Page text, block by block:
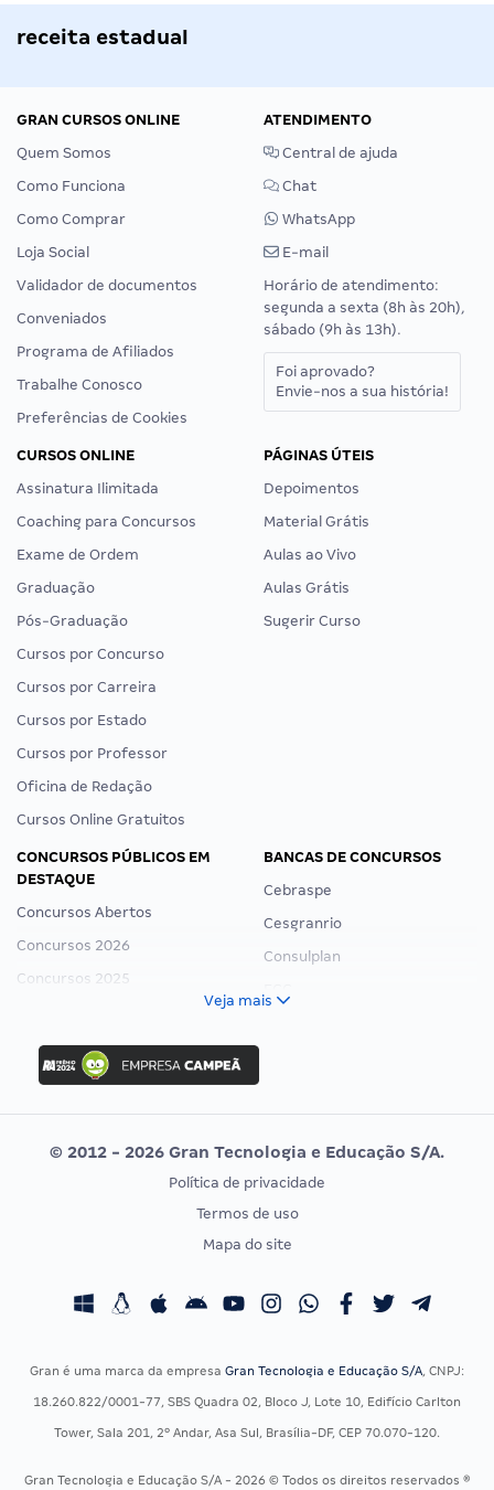
receita estadual
GRAN CURSOS ONLINE
Quem Somos
Como Funciona
Como Comprar
Loja Social
Validador de documentos
Conveniados
Programa de Afiliados
Trabalhe Conosco
Preferências de Cookies
ATENDIMENTO
Central de ajuda
Chat
WhatsApp
E-mail
Horário de atendimento:
segunda a sexta (8h às 20h),
sábado (9h às 13h).
Foi aprovado?
Envie-nos a sua história!
CURSOS ONLINE
Assinatura Ilimitada
Coaching para Concursos
Exame de Ordem
Graduação
Pós-Graduação
Cursos por Concurso
Cursos por Carreira
Cursos por Estado
Cursos por Professor
Oficina de Redação
Cursos Online Gratuitos
PÁGINAS ÚTEIS
Depoimentos
Material Grátis
Aulas ao Vivo
Aulas Grátis
Sugerir Curso
CONCURSOS PÚBLICOS EM
DESTAQUE
Concursos Abertos
Concursos 2026
Concursos 2025
Concurso Ibama
Concurso MPU
Editais publicados
BANCAS DE CONCURSOS
Cebraspe
Cesgranrio
Consulplan
Vunesp
CONCURSOS POR PROFISSÃO
Concursos Fiscais
Concursos Saúde
EXAME DE ORDEM
Calendário OAB
Veja mais
© 2012 - 2026 Gran Tecnologia e Educação S/A.
Política de privacidade
Termos de uso
Mapa do site
Gran é uma marca da empresa Gran Tecnologia e Educação S/A, CNPJ:
18.260.822/0001-77, SBS Quadra 02, Bloco J, Lote 10, Edifício Carlton
Tower, Sala 201, 2º Andar, Asa Sul, Brasília-DF, CEP 70.070-120.
Gran Tecnologia e Educação S/A - 2026 © Todos os direitos reservados ®